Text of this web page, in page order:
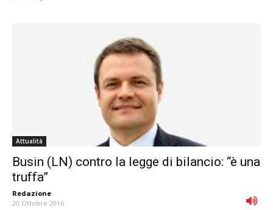
Attualità
Busin (LN) contro la legge di bilancio: “è una
truffa”
Redazione -
20 Ottobre 2016